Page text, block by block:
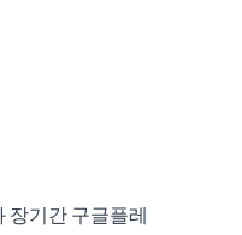
장기간 구글플레